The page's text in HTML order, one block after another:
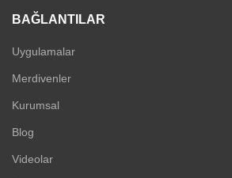
BAĞLANTILAR
Uygulamalar
Merdivenler
Kurumsal
Blog
Videolar